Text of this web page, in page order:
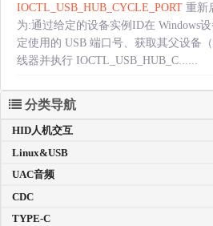
IOCTL_USB_HUB_CYCLE_PORT 重新
为:通过给定的设备实例ID在 Windows
定使用的 USB 端口号、获取其父设备
线器并执行 IOCTL_USB_HUB_C......
分类导航
HID人机交互
Linux&USB
UAC音频
CDC
TYPE-C